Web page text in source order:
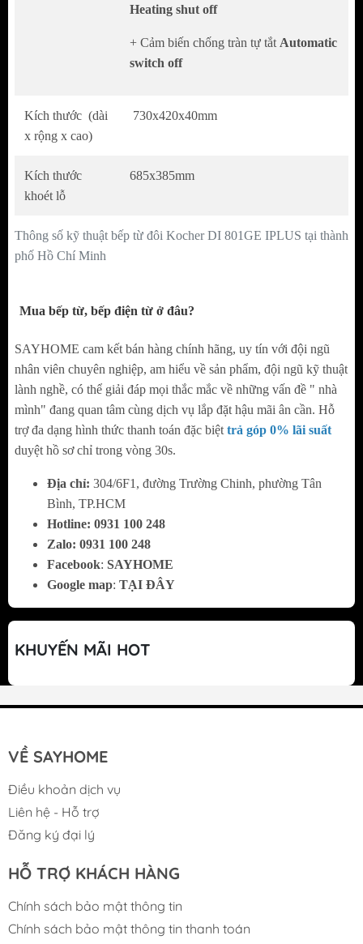
CHÍNH SÁCH BẢO HÀNH
Mua bếp điện từ chính hãng ở đâu luôn là câu hỏi
Thông số kỹ thuật bếp từ đôi Kocher DI 801GE IPLUS tại thành
phố Hồ Chí Minh
Heating shut off
+ Cảm biến chống tràn tự tắt Automatic
switch off
Kích thước (dài
x rộng x cao)
730x420x40mm
Kích thước
khoét lỗ
685x385mm
Mua bếp từ, bếp điện từ ở đâu?
SAYHOME cam kết bán hàng chính hãng, uy tín với đội ngũ
nhân viên chuyên nghiệp, am hiểu về sản phẩm, đội ngũ kỹ thuật
lành nghề, có thể giải đáp mọi thắc mắc về những vấn đề " nhà
mình" đang quan tâm cùng dịch vụ lắp đặt hậu mãi ân cần. Hỗ
trợ đa dạng hình thức thanh toán đặc biệt trả góp 0% lãi suất
duyệt hồ sơ chỉ trong vòng 30s.
Địa chỉ: 304/6F1, đường Trường Chinh, phường Tân
Bình, TP.HCM
Hotline: 0931 100 248
Zalo: 0931 100 248
Facebook: SAYHOME
Google map: TẠI ĐÂY
KHUYẾN MÃI HOT
VỀ SAYHOME
Điều khoản dịch vụ
Liên hệ - Hỗ trợ
Đăng ký đại lý
HỖ TRỢ KHÁCH HÀNG
Chính sách bảo mật thông tin
Chính sách bảo mật thông tin thanh toán